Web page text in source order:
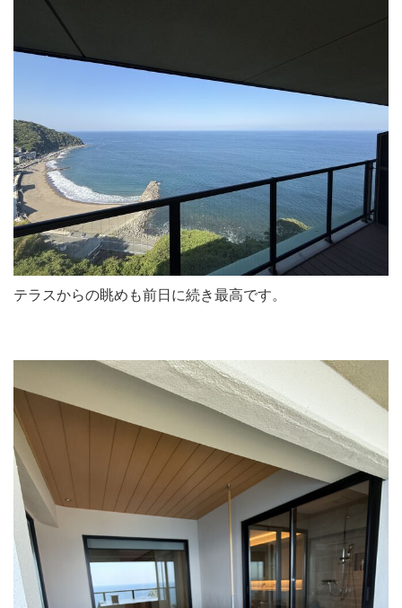
テラスからの眺めも前日に続き最高です。